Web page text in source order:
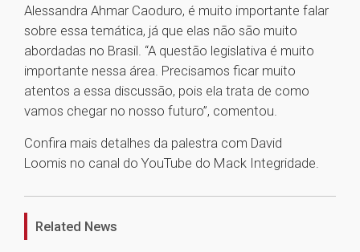
Alessandra Ahmar Caoduro, é muito importante falar
sobre essa temática, já que elas não são muito
abordadas no Brasil. “A questão legislativa é muito
importante nessa área. Precisamos ficar muito
atentos a essa discussão, pois ela trata de como
vamos chegar no nosso futuro”, comentou.
Confira mais detalhes da palestra com David
Loomis no canal do YouTube do Mack Integridade.
1
Related News